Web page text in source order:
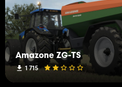
Amazone ZG-TS
1 715